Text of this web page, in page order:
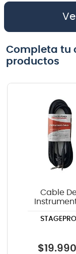
Completa tu
productos
Cable
recto-angulo
STAGEPRO
$19.990